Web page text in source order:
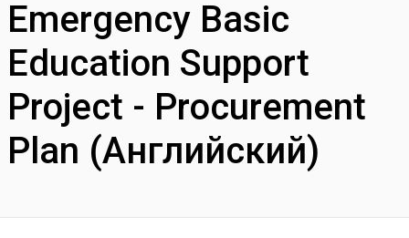
Emergency Basic
Education Support
Project - Procurement
Plan (Английский)